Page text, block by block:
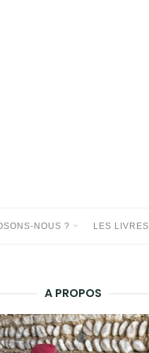
NOUS ? LES LIVRES
A PROPOS